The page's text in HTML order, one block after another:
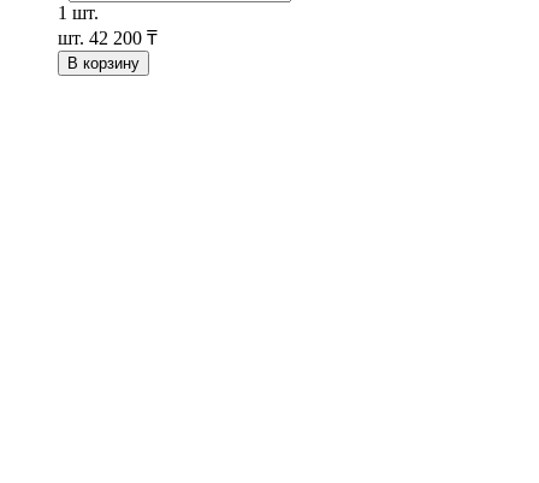
1 шт.
шт. 42 200 ₸
В корзину